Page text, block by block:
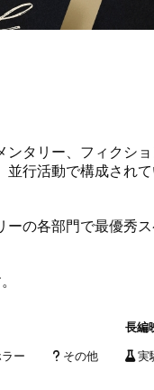
タリー、フィクシ
行活動で構成され
ーの各部門で最優
長編
ー その他 実